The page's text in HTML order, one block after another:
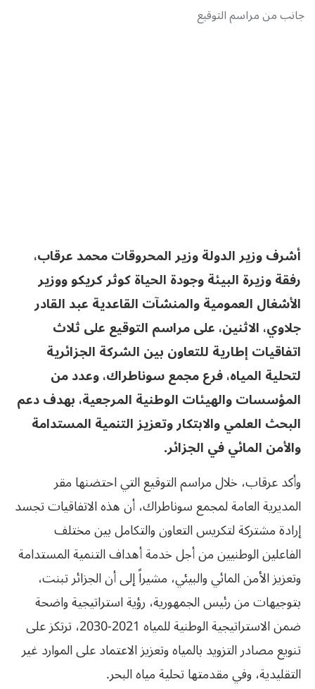
جانب من مراسم التوقيع
أشرف وزير الدولة وزير المحروقات محمد عرقاب،
رفقة وزيرة البيئة وجودة الحياة كوثر كريكو ووزير
الأشغال العمومية والمنشآت القاعدية عبد القادر
جلاوي، الاثنين، على مراسم التوقيع على ثلاث
اتفاقيات إطارية للتعاون بين الشركة الجزائرية
لتحلية المياه، فرع مجمع سوناطراك، وعدد من
المؤسسات والهيئات الوطنية المرجعية، بهدف دعم
البحث العلمي والابتكار وتعزيز التنمية المستدامة
والأمن المائي في الجزائر.
وأكد عرقاب، خلال مراسم التوقيع التي احتضنها مقر
المديرية العامة لمجمع سوناطراك، أن هذه الاتفاقيات تجسد
إرادة مشتركة لتكريس التعاون والتكامل بين مختلف
الفاعلين الوطنيين من أجل خدمة أهداف التنمية المستدامة
وتعزيز الأمن المائي والبيئي، مشيراً إلى أن الجزائر تبنت،
بتوجيهات من رئيس الجمهورية، رؤية استراتيجية واضحة
ضمن الاستراتيجية الوطنية للمياه 2021-2030، ترتكز على
تنويع مصادر التزويد بالمياه وتعزيز الاعتماد على الموارد غير
التقليدية، وفي مقدمتها تحلية مياه البحر.